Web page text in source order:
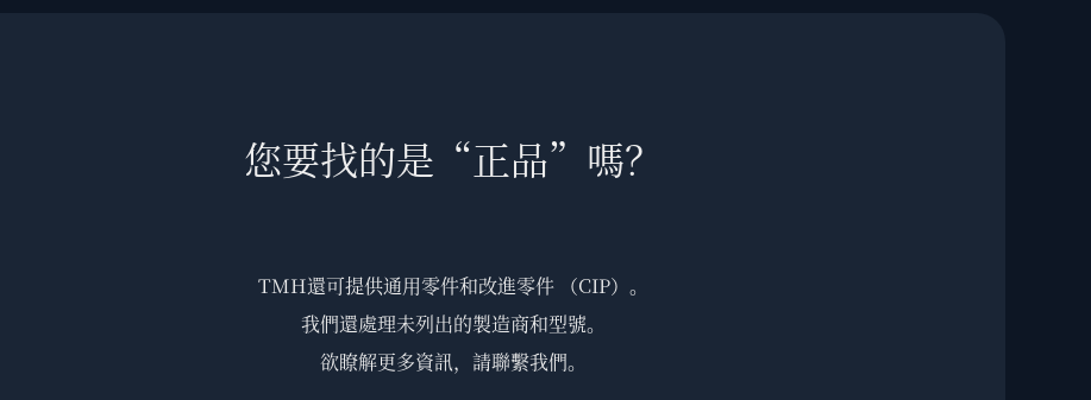
您要找的是“正品”嗎？
TMH還可提供通用零件和改進零件 （CIP）。
我們還處理未列出的製造商和型號。
欲瞭解更多資訊，請聯繫我們。